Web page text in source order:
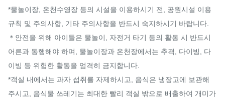
*물놀이장, 온천수영장 등의 시설을 이용하시기 전, 공원시설 이용
규칙 및 주의사항, 기타 주의사항을 반드시 숙지하시기 바랍니다.
＊안전을 위해 아이들은 물놀이, 자전거 타기 등의 활동 시 반드시
어른과 동행해야 하며, 물놀이장과 온천장에서는 추격, 다이빙, 다
이빙 등 위험한 활동을 엄격히 금지합니다.
*객실 내에서는 과자 섭취를 자제하시고, 음식은 냉장고에 보관해
주시고, 음식물 쓰레기는 최대한 빨리 객실 밖으로 배출하여 개미가